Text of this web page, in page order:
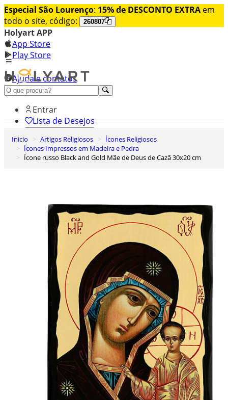
Especial São Lourenço: 15% de DESCONTO EXTRA em
todo o site, código:
260807
Holyart APP
App Store
Play Store
Ajuda e contatos
Conheça premium
Entrar
Lista de Desejos
0
Carrinho de Compras
Inicio Artigos Religiosos
Ícones Religiosos
Ícones Impressos em Madeira e Pedra
Ícone russo Black and Gold Mãe de Deus de Cazã 30x20 cm